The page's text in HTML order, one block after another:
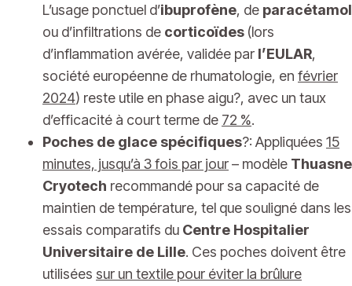
L’usage ponctuel d’ibuprofène, de paracétamol
ou d’infiltrations de corticoïdes (lors
d’inflammation avérée, validée par l’EULAR,
société européenne de rhumatologie, en février
2024) reste utile en phase aigu?, avec un taux
d’efficacité à court terme de 72 %.
Poches de glace spécifiques?: Appliquées 15
minutes, jusqu’à 3 fois par jour– modèle Thuasne
Cryotech recommandé pour sa capacité de
maintien de température, tel que souligné dans les
essais comparatifs du Centre Hospitalier
Universitaire de Lille. Ces poches doivent être
utilisées sur un textile pour éviter la brûlure